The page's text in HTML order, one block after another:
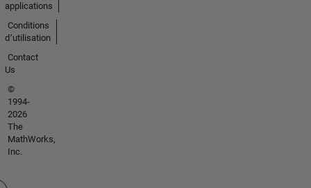
applications
Conditions
d՚utilisation
Contact
Us
©
1994-
2026
The
MathWorks,
Inc.